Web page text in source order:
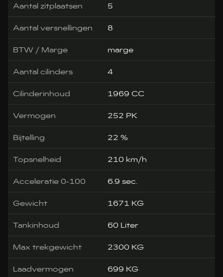
Aantal zitplaatsen 5
Aantal versnellingen 8
BTW / Marge marge
Aantal cilinders 4
Cilinderinhoud 1969 CC
Vermogen 252 PK
Bijtelling 22 %
Topsnelheid 210 km/h
Acceleratie 0-100 6.9 sec.
Gewicht 1671 KG
Tankinhoud 60 Liter
Max trekgewicht 2300 KG
Laadvermogen 699 KG